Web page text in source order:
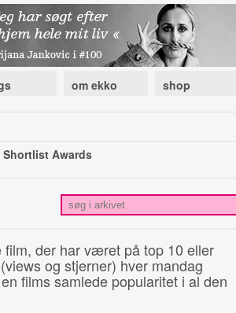
om ekko shop
Shortlist Awards
der har været på top 10 eller
og stjerner) hver mandag
films samlede popularitet i al den